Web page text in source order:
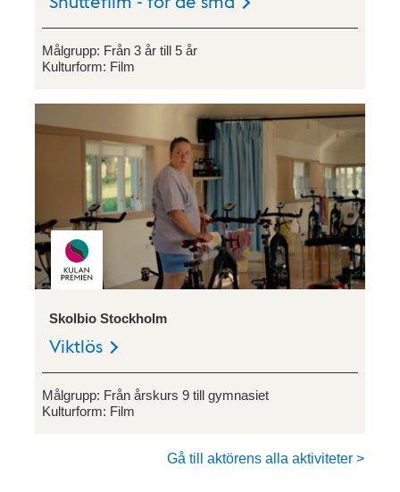
Målgrupp: Från 3 år till 5 år
Kulturform: Film
Skolbio Stockholm
Viktlös
Målgrupp: Från årskurs 9 till gymnasiet
Kulturform: Film
Gå till aktörens alla aktiviteter >